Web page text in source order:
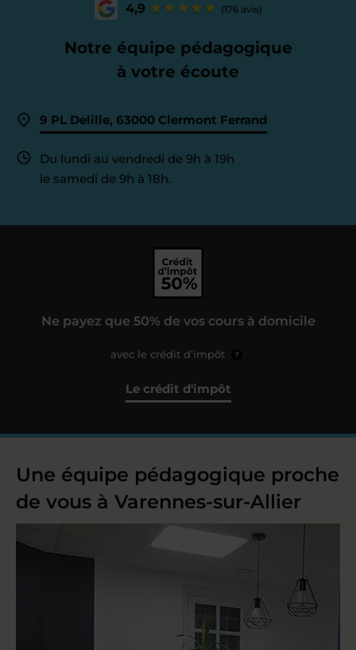
4,9 (176 avis)
Notre équipe pédagogique
à votre écoute
9 PL Delille, 63000 Clermont Ferrand
Du lundi au vendredi de 9h à 19h
le samedi de 9h à 18h.
Ne payez que 50% de vos cours à domicile
avec le crédit d’impôt ?
Le crédit d'impôt
Une équipe pédagogique proche
de vous à Varennes-sur-Allier